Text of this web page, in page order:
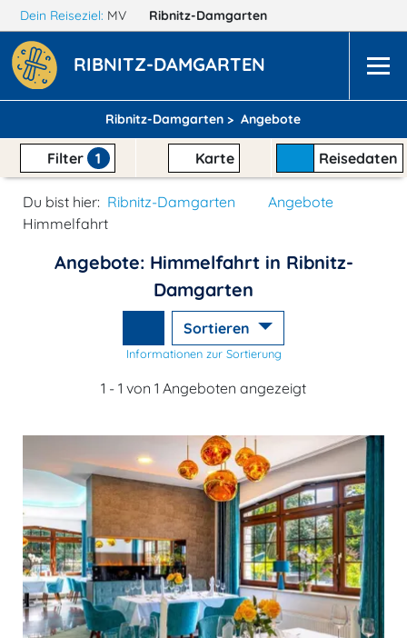
Dein Reiseziel: MV Ribnitz-Damgarten
RIBNITZ-DAMGARTEN
Ribnitz-Damgarten > Angebote
Filter 1 Karte Reisedaten
Du bist hier: Ribnitz-Damgarten
Angebote
Himmelfahrt
Angebote: Himmelfahrt in Ribnitz-
Damgarten
Sortieren
Informationen zur Sortierung
1 - 1 von 1 Angeboten angezeigt